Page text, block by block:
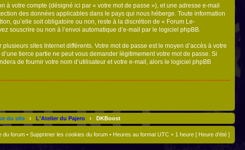
votre compte (désigné ici par « votre mot de passe »), et une adresse e-mail
des données applicables dans le pays qui nous héberge. Toute information
qu’elle soit obligatoire ou non, reste à la discrétion de « Forum Le-
souscrire ou non à l’envoi automatique d’e-mail par le logiciel phpBB.
sites Internet différents. Votre mot de passe est le moyen d’accès à votre
tierce partie ne peut vous demander légitimement votre mot de passe. Si
de fournir votre nom d’utilisateur et votre e-mail, alors le logiciel phpBB
du site ‹ L'Atelier du Pajero ‹ DKBoost
du forum • Supprimer les cookies du forum • Heures au format UTC + 1 heure [ Heure d’été ]